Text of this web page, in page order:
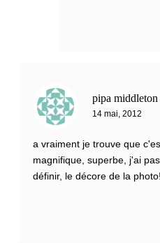
pipa middleton
14 mai, 2012
a vraiment je trouve que
magnifique, superbe, j'ai
définir, le décore de la